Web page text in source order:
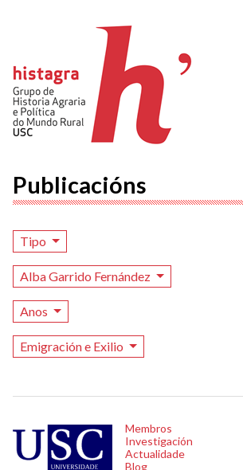
Publicacións
Tipo
Alba Garrido Fernández
Anos
Emigración e Exilio
Membros
Investigación
Actualidade
Blog